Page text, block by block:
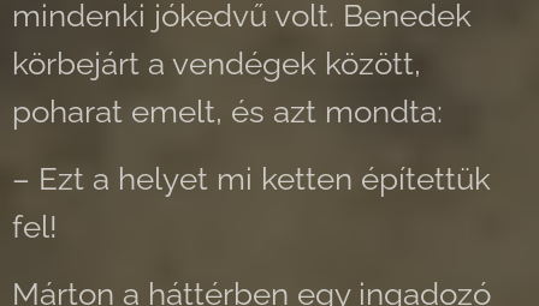
mindenki jókedvű volt. Benedek
körbejárt a vendégek között,
poharat emelt, és azt mondta:
– Ezt a helyet mi ketten építettük
fel!
Márton a háttérben egy ingadozó